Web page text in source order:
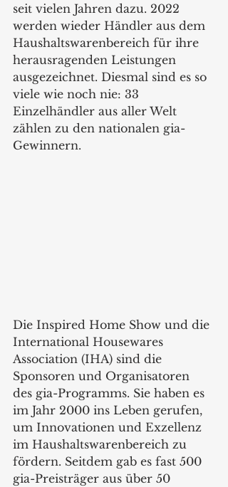
seit vielen Jahren dazu. 2022
werden wieder Händler aus dem
Haushaltswarenbereich für ihre
herausragenden Leistungen
ausgezeichnet. Diesmal sind es so
viele wie noch nie: 33
Einzelhändler aus aller Welt
zählen zu den nationalen gia-
Gewinnern.
Die Inspired Home Show und die
International Housewares
Association (IHA) sind die
Sponsoren und Organisatoren
des gia-Programms. Sie haben es
im Jahr 2000 ins Leben gerufen,
um Innovationen und Exzellenz
im Haushaltswarenbereich zu
fördern. Seitdem gab es fast 500
gia-Preisträger aus über 50